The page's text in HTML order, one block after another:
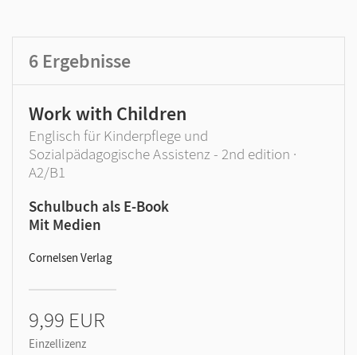
6 Ergebnisse
Work with Children
Englisch für Kinderpflege und
Sozialpädagogische Assistenz - 2nd edition ·
A2/B1
Schulbuch als E-Book
Mit Medien
Cornelsen Verlag
9,99 EUR
Einzellizenz